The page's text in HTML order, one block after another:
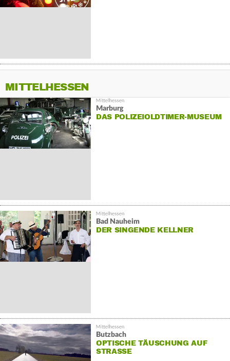
MITTELHESSEN
Marburg
DAS POLIZEIOLDTIMER-MUSEUM
Bad Nauheim
DER SINGENDE KELLNER
Butzbach
OPTISCHE TÄUSCHUNG AUF
STRASSE